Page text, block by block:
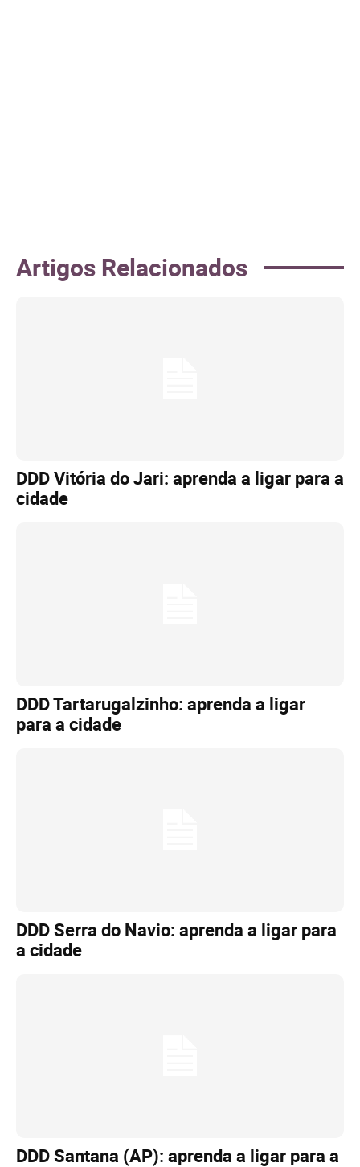
Artigos Relacionados
DDD Vitória do Jari: aprenda a ligar para a
cidade
DDD Tartarugalzinho: aprenda a ligar
para a cidade
DDD Serra do Navio: aprenda a ligar para
a cidade
DDD Santana (AP): aprenda a ligar para a